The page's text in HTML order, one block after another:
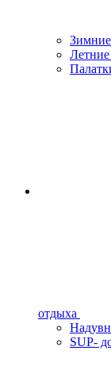
Летние
отдыха
SUP-